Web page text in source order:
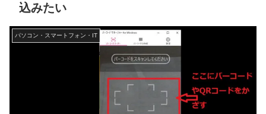
込みたい
パソコン・スマートフォン・IT